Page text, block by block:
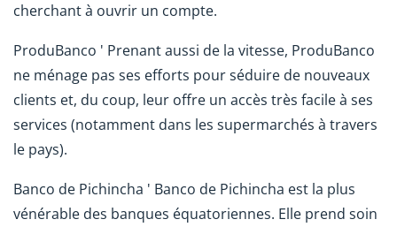
cherchant à ouvrir un compte.
ProduBanco ' Prenant aussi de la vitesse, ProduBanco
ne ménage pas ses efforts pour séduire de nouveaux
clients et, du coup, leur offre un accès très facile à ses
services (notamment dans les supermarchés à travers
le pays).
Banco de Pichincha ' Banco de Pichincha est la plus
vénérable des banques équatoriennes. Elle prend soin